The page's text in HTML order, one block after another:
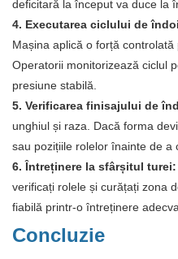
deficitară la început va duce la
4. Executarea ciclului de
Mașina aplică o forță
Operatorii monitorizează ciclul
presiune stabilă.
5. Verificarea finisajului de
unghiul și raza. Dacă forma
sau pozițiile rolelor înainte de a
6. Întreținere la sfârșitul turei:
verificați rolele și curățați zona
fiabilă printr-o întreținere
Concluzie